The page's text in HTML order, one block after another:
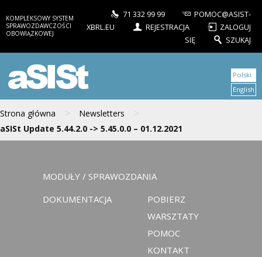
KOMPLEKSOWY SYSTEM
SPRAWOZDAWCZOŚCI
OBOWIĄZKOWEJ
71 332 99 99
POMOC@ASIST-
XBRL.EU
REJESTRACJA
ZALOGUJ
SIĘ
SZUKAJ
aSISt
Strona główna > Newsletters >
aSISt Update 5.44.2.0 -> 5.45.0.0 – 01.12.2021
Polski
English
MODUŁY / SPRAWOZDANIA
DOKUMENTACJA
POBIERZ
WARSZTATY
POMOC
KONTAKT